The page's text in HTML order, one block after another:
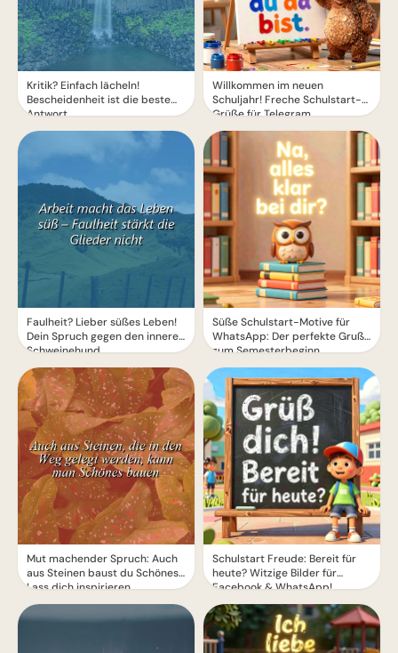
Kritik? Einfach lächeln!
Bescheidenheit ist die beste
Antwort.
Faulheit? Lieber süßes Leben!
Dein Spruch gegen den inneren
Schweinehund
Mut machender Spruch: Auch
aus Steinen baust du Schönes!
Lass dich inspirieren.
Willkommen im neuen
Schuljahr! Freche Schulstart-
Grüße für Telegram
Süße Schulstart-Motive für
WhatsApp: Der perfekte Gruß
zum Semesterbeginn
Schulstart Freude: Bereit für
heute? Witzige Bilder für
Facebook & WhatsApp!